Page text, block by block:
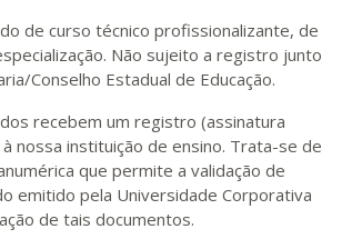
de curso técnico profissionalizante, de
Não sujeito a registro junto
Conselho Estadual de Educação.
recebem um registro (assinatura
nossa instituição de ensino. Trata-se de
que permite a validação de
emitido pela Universidade Corporativa
de tais documentos.